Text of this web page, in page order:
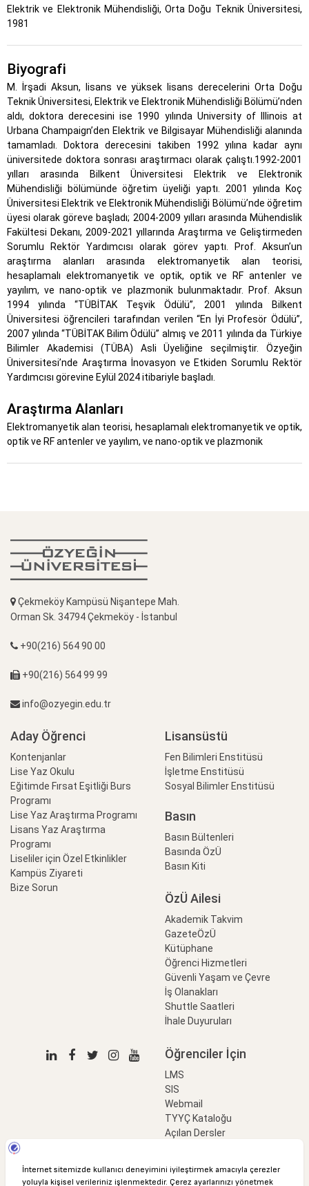
Elektrik ve Elektronik Mühendisliği, Orta Doğu Teknik Üniversitesi,
1981
Biyografi
M. İrşadi Aksun, lisans ve yüksek lisans derecelerini Orta Doğu
Teknik Üniversitesi, Elektrik ve Elektronik Mühendisliği Bölümü’nden
aldı, doktora derecesini ise 1990 yılında University of Illinois at
Urbana Champaign’den Elektrik ve Bilgisayar Mühendisliği alanında
tamamladı. Doktora derecesini takiben 1992 yılına kadar aynı
üniversitede doktora sonrası araştırmacı olarak çalıştı.1992-2001
yılları arasında Bilkent Üniversitesi Elektrik ve Elektronik
Mühendisliği bölümünde öğretim üyeliği yaptı. 2001 yılında Koç
Üniversitesi Elektrik ve Elektronik Mühendisliği Bölümü’nde öğretim
üyesi olarak göreve başladı; 2004-2009 yılları arasında Mühendislik
Fakültesi Dekanı, 2009-2021 yıllarında Araştırma ve Geliştirmeden
Sorumlu Rektör Yardımcısı olarak görev yaptı. Prof. Aksun’un
araştırma alanları arasında elektromanyetik alan teorisi,
hesaplamalı elektromanyetik ve optik, optik ve RF antenler ve
yayılım, ve nano-optik ve plazmonik bulunmaktadır. Prof. Aksun
1994 yılında “TÜBİTAK Teşvik Ödülü”, 2001 yılında Bilkent
Üniversitesi öğrencileri tarafından verilen “En İyi Profesör Ödülü”,
2007 yılında “TÜBİTAK Bilim Ödülü” almış ve 2011 yılında da Türkiye
Bilimler Akademisi (TÜBA) Asli Üyeliğine seçilmiştir. Özyeğin
Üniversitesi’nde Araştırma İnovasyon ve Etkiden Sorumlu Rektör
Yardımcısı görevine Eylül 2024 itibariyle başladı.
Araştırma Alanları
Elektromanyetikalan teorisi, hesaplamalı elektromanyetik ve optik,
optik ve RF antenler ve yayılım, ve nano-optik ve plazmonik
Çekmeköy Kampüsü Nişantepe Mah.
Orman Sk. 34794 Çekmeköy - İstanbul
+90(216) 564 90 00
+90(216) 564 99 99
info@ozyegin.edu.tr
Aday Öğrenci
Kontenjanlar
Lise Yaz Okulu
Eğitimde Fırsat Eşitliği Burs
Programı
Lise Yaz Araştırma Programı
Lisans Yaz Araştırma
Programı
Liseliler için Özel Etkinlikler
Kampüs Ziyareti
Bize Sorun
Lisansüstü
Fen Bilimleri Enstitüsü
İşletme Enstitüsü
Sosyal Bilimler Enstitüsü
Basın
Basın Bültenleri
Basında ÖzÜ
Basın Kiti
ÖzÜ Ailesi
Akademik Takvim
GazeteÖzÜ
Kütüphane
Öğrenci Hizmetleri
Güvenli Yaşam ve Çevre
İş Olanakları
Shuttle Saatleri
İhale Duyuruları
Öğrenciler İçin
LMS
SIS
Webmail
TYYÇ Kataloğu
Açılan Dersler